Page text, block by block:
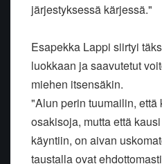
järjestyksessä kärjessä."
Esapekka Lappi siirtyi
luokkaan ja saavutetut
miehen itsensäkin.
"Alun perin tuumailin,
osakisoja, mutta että
käyntiin, on aivan
taustalla ovat